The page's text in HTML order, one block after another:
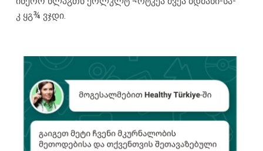
კ ყ­გ¾ ვ­ჯ­დი.